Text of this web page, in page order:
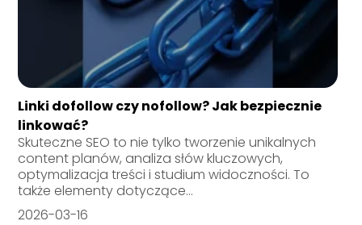
Linki dofollow czy nofollow? Jak bezpiecznie
linkować?
Skuteczne SEO to nie tylko tworzenie unikalnych
content planów, analiza słów kluczowych,
optymalizacja treści i studium widoczności. To
także elementy dotyczące...
2026-03-16